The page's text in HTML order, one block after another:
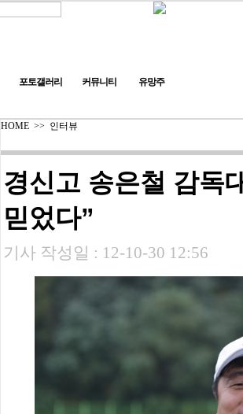
포토갤러리 커뮤니티 유망주
HOME >> 인터뷰
경신고 송은철 감독
믿었다”
기사 작성일 : 12-10-30 12:56